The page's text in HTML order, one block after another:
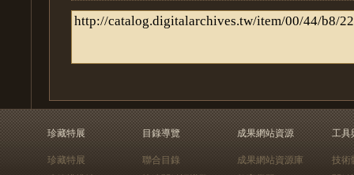
珍藏特展
珍藏特展
目錄導覽
聯合目錄
成果網站資源
成果網站資源庫
工具
技術